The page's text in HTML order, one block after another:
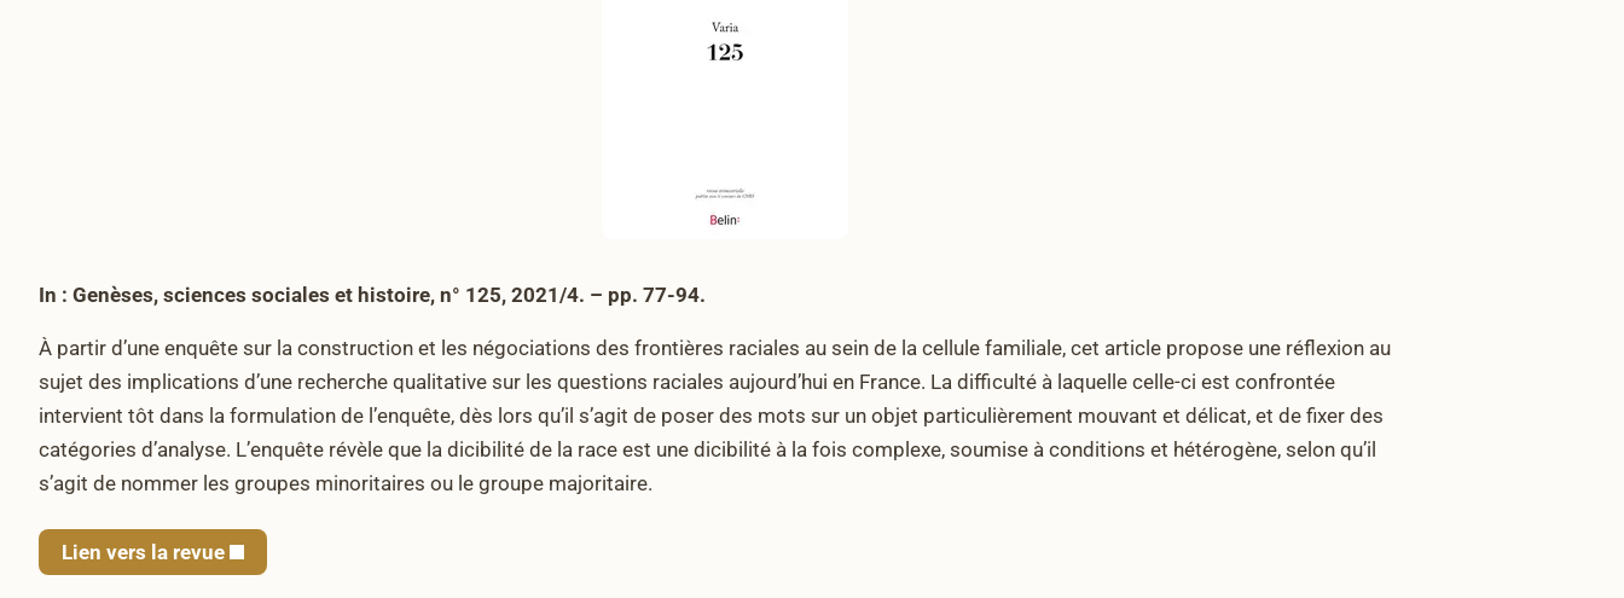
In : Genèses, sciences sociales et histoire, n° 125, 2021/4. – pp. 77-94.
À partir d’une enquête sur la construction et les négociations des frontières raciales au sein de la cellule familiale, cet article propose une réflexion au
sujet des implications d’une recherche qualitative sur les questions raciales aujourd’hui en France. La difficulté à laquelle celle-ci est confrontée
intervient tôt dans la formulation de l’enquête, dès lors qu’il s’agit de poser des mots sur un objet particulièrement mouvant et délicat, et de fixer des
catégories d’analyse. L’enquête révèle que la dicibilité de la race est une dicibilité à la fois complexe, soumise à conditions et hétérogène, selon qu’il
s’agit de nommer les groupes minoritaires ou le groupe majoritaire.
Lien vers la revue